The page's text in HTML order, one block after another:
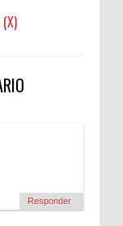
Responder